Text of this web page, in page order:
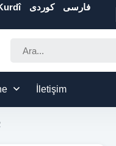
كوردی
فارسی
İletişim